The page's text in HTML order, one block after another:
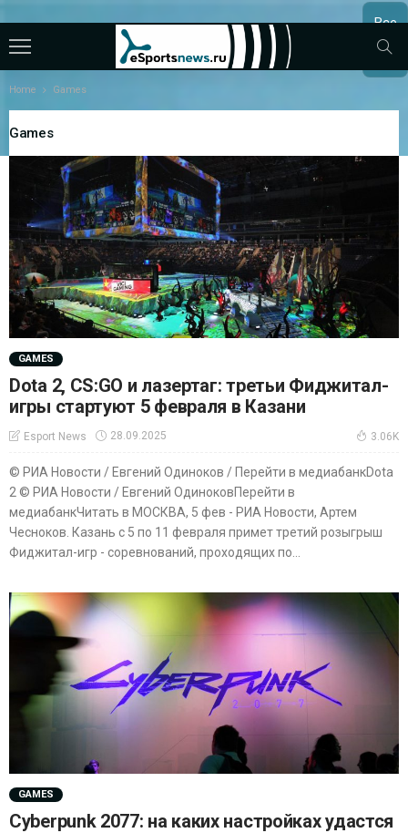
Все
МАТЧИ
Home Games
Games
GAMES
Dota 2, CS:GO и лазертаг: третьи Фиджитал-
игры стартуют 5 февраля в Казани
Esport News 28.09.2025 3.06K
© РИА Новости / Евгений Одиноков / Перейти в медиабанкDota
2 © РИА Новости / Евгений ОдиноковПерейти в
медиабанкЧитать в МОСКВА, 5 фев - РИА Новости, Артем
Чесноков. Казань с 5 по 11 февраля примет третий розыгрыш
Фиджитал-игр - соревнований, проходящих по...
GAMES
Cyberpunk 2077: на каких настройках удастся